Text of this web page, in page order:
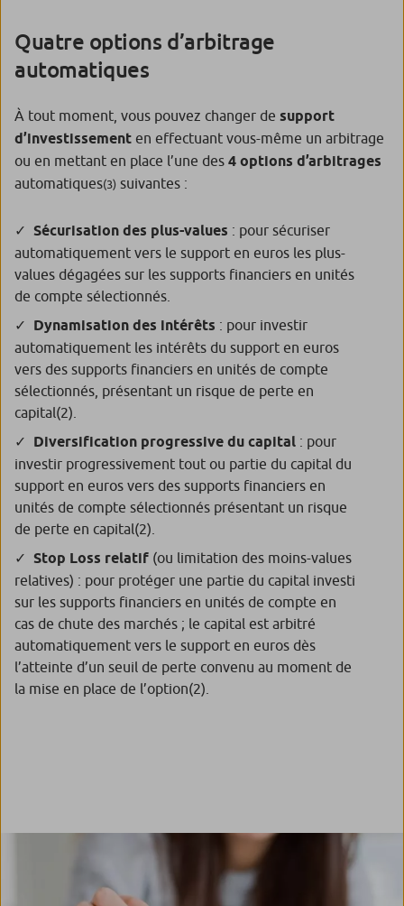
Quatre options d’arbitrage
automatiques
À tout moment, vous pouvez changer de support
d’investissement en effectuant vous-même un arbitrage
ou en mettant en place l’une des 4 options d’arbitrages
automatiques(3) suivantes :
Sécurisation des plus-values : pour sécuriser
automatiquement vers le support en euros les plus-
values dégagées sur les supports financiers en unités
de compte sélectionnés.
Dynamisation des intérêts : pour investir
automatiquement les intérêts du support en euros
vers des supports financiers en unités de compte
sélectionnés, présentant un risque de perte en
capital(2)
Diversification progressive du capital : pour
investir progressivement tout ou partie du capital du
support en euros vers des supports financiers en
unités de compte sélectionnés présentant un risque
de perte en capital(2)
Stop Loss relatif (ou limitation des moins-values
relatives) : pour protéger une partie du capital investi
sur les supports financiers en unités de compte en
cas de chute des marchés ; le capital est arbitré
automatiquement vers le support en euros dès
l’atteinte d’un seuil de perte convenu au moment de
la mise en place de l’option(2)